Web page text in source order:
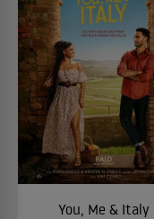
You, Me & Italy